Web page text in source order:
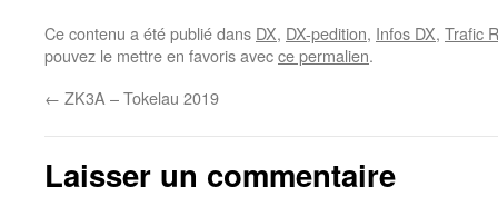
Ce contenu a été publié dans DX, DX-pedition, Infos DX, Trafic
pouvez le mettre en favoris avecce permalien.
← ZK3A – Tokelau 2019
Laisser un commentaire